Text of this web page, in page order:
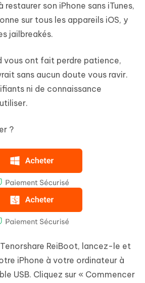
son iPhone sans iTunes,
sur tous les appareils iOS, y
jailbreakés.
vous ont fait perdre patience,
sans aucun doute vous ravir.
ni de connaissance
?
ReiBoot, lancez-le et
iPhone à votre ordinateur à
USB. Cliquez sur « Commencer